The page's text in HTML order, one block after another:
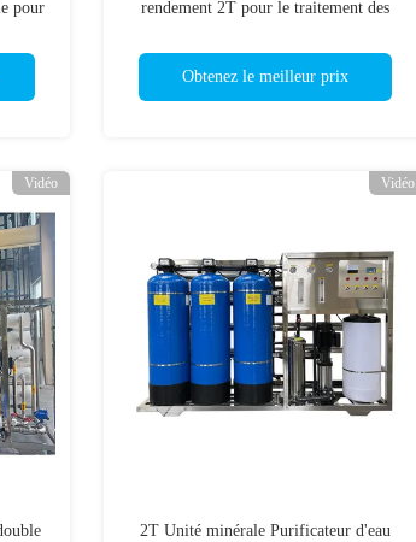
pour
rendement 2T pour le traitement des
Obtenez le meilleur prix
Vidéo Vidéo
2T Unité minérale Purificateur d'eau